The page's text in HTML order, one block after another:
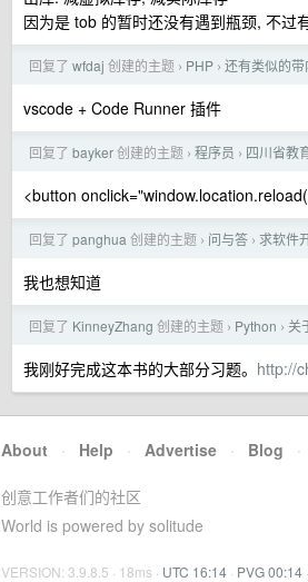
因为是 tob 的暂时还没有遇到瓶颈, 不过
回复了 wfdaj 创建的主题 › PHP › 还有类似的带
vscode + Code Runner 插件
回复了 bayker创建的主题 › 程序员 › 四川省教
<button
回复了 panghua 创建的主题 › 问与答 › 求软件
我也想知道
回复了 KinneyZhang 创建的主题 › Python › 关
我刚好完成这本书的大部分习题。 http://
About · Help · Advertise · Blog ·
创意工作者们的社区
World is powered by solitude
VERSION: 3.9.8.5 · 18ms · UTC 16:14 · PVG 00:14 ·